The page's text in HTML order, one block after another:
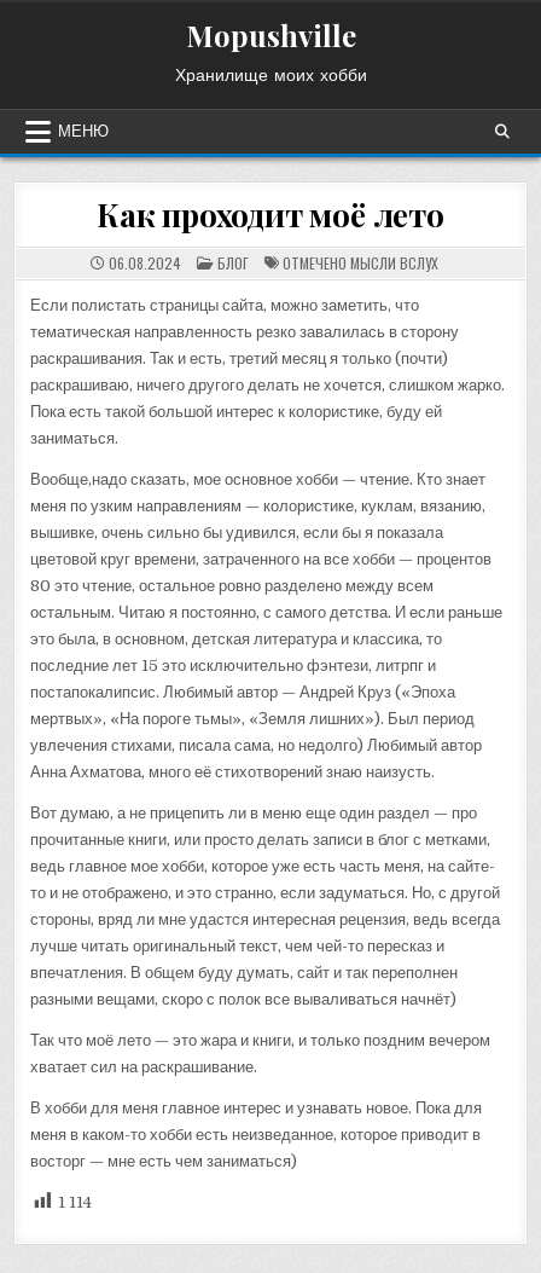
Mopushville
Хранилище моих хобби
МЕНЮ
Как проходит моё лето
06.08.2024 ОПУБЛИКОВАНО
В
БЛОГ ОТМЕЧЕНО МЫСЛИ ВСЛУХ
Если полистать страницы сайта, можно заметить, что
тематическая направленность резко завалилась в сторону
раскрашивания. Так и есть, третий месяц я только (почти)
раскрашиваю, ничего другого делать не хочется, слишком жарко.
Пока есть такой большой интерес к колористике, буду ей
заниматься.
Вообще,надо сказать, мое основное хобби — чтение. Кто знает
меня по узким направлениям — колористике, куклам, вязанию,
вышивке, очень сильно бы удивился, если бы я показала
цветовой круг времени, затраченного на все хобби — процентов
80 это чтение, остальное ровно разделено между всем
остальным. Читаю я постоянно, с самого детства. И если раньше
это была, в основном, детская литература и классика, то
последние лет 15 это исключительно фэнтези, литрпг и
постапокалипсис. Любимый автор — Андрей Круз («Эпоха
мертвых», «На пороге тьмы», «Земля лишних»). Был период
увлечения стихами, писала сама, но недолго) Любимый автор
Анна Ахматова, много её стихотворений знаю наизусть.
Вот думаю, а не прицепить ли в меню еще один раздел — про
прочитанные книги, или просто делать записи в блог с метками,
ведь главное мое хобби, которое уже есть часть меня, на сайте-
то и не отображено, и это странно, если задуматься. Но, с другой
стороны, вряд ли мне удастся интересная рецензия, ведь всегда
лучше читать оригинальный текст, чем чей-то пересказ и
впечатления. В общем буду думать, сайт и так переполнен
разными вещами, скоро с полок все вываливаться начнёт)
Так что моё лето — это жара и книги, и только поздним вечером
хватает сил на раскрашивание.
В хобби для меня главное интерес и узнавать новое. Пока для
меня в каком-то хобби есть неизведанное, которое приводит в
восторг — мне есть чем заниматься)
1 114